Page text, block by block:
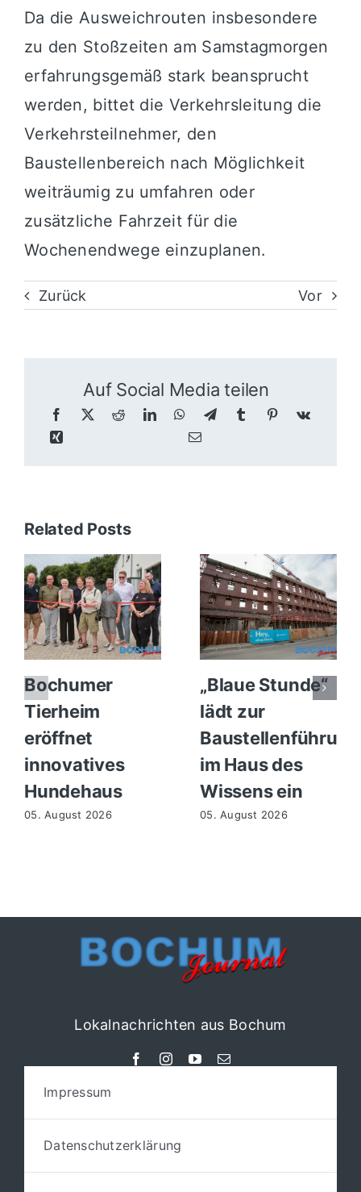
Da die Ausweichrouten insbesondere
zu den Stoßzeiten am Samstagmorgen
erfahrungsgemäß stark beansprucht
werden, bittet die Verkehrsleitung die
Verkehrsteilnehmer, den
Baustellenbereich nach Möglichkeit
weiträumig zu umfahren oder
zusätzliche Fahrzeit für die
Wochenendwege einzuplanen.
Zurück Vor
Auf Social Media teilen
Related Posts
Bochumer
Tierheim
eröffnet
innovatives
Hundehaus
05. August 2026
„Blaue Stunde“
lädt zur
Baustellenführung
im Haus des
Wissens ein
05. August 2026
Lokalnachrichten aus Bochum
Impressum
Datenschutzerklärung